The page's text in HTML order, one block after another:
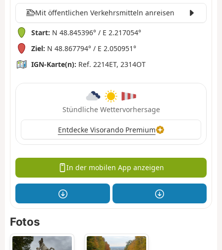
Mit öffentlichen Verkehrsmitteln anreisen
Start: N 48.845396° / E 2.217054°
Ziel: N 48.867794° / E 2.050951°
IGN-Karte(n): Ref. 2214ET, 2314OT
Stündliche Wettervorhersage
Entdecke Visorando Premium
In der mobilen App anzeigen
Fotos